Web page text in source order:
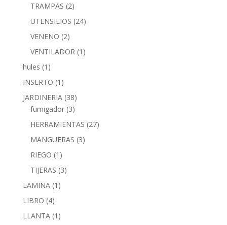
TRAMPAS (2)
UTENSILIOS (24)
VENENO (2)
VENTILADOR (1)
hules (1)
INSERTO (1)
JARDINERIA (38)
fumigador (3)
HERRAMIENTAS (27)
MANGUERAS (3)
RIEGO (1)
TIJERAS (3)
LAMINA (1)
LIBRO (4)
LLANTA (1)